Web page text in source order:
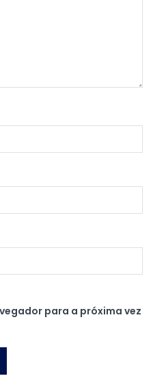
para a próxima vez